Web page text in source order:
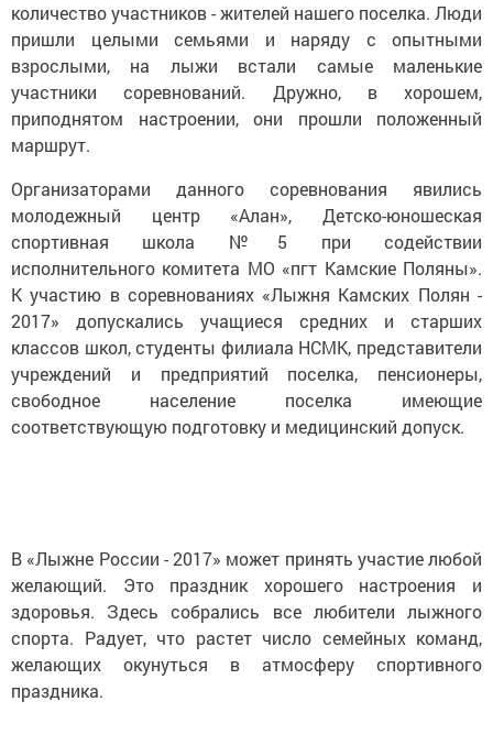
количество участников - жителей нашего поселка. Люди
пришли целыми семьями и наряду с опытными
взрослыми, на лыжи встали самые маленькие
участники соревнований. Дружно, в хорошем,
приподнятом настроении, они прошли положенный
маршрут.
Организаторами данного соревнования явились
молодежный центр «Алан», Детско-юношеская
спортивная школа №5 при содействии
исполнительного комитета МО «пгт Камские Поляны».
К участию в соревнованиях «Лыжня Камских Полян -
2017» допускались учащиеся средних и старших
классов школ, студенты филиала НСМК, представители
учреждений и предприятий поселка, пенсионеры,
свободное население поселка имеющие
соответствующую подготовку и медицинский допуск.
В «Лыжне России - 2017» может принять участие любой
желающий. Это праздник хорошего настроения и
здоровья. Здесь собрались все любители лыжного
спорта. Радует, что растет число семейных команд,
желающих окунуться в атмосферу спортивного
праздника.